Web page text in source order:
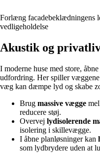
Forlæng facadebeklædningens
vedligeholdelse
Akustik og
I moderne huse med store,
udfordring. Her spiller
væg kan dæmpe lyd og skabe
Brug massive vægge
reducere støj.
Overvej lydisolerende
isolering i skillevægge.
I åbne planløsninger kan
som lydbrydere uden at